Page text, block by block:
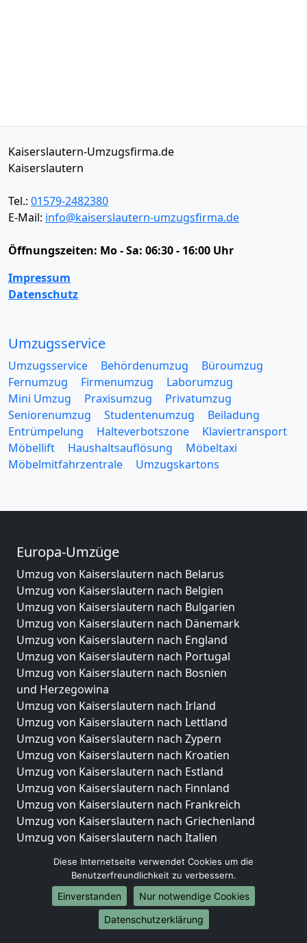
Kaiserslautern-Umzugsfirma.de
Kaiserslautern
Tel.: 01579-2482380
E-Mail: info@kaiserslautern-umzugsfirma.de
Öffnungszeiten: Mo - Sa: 06:30 - 16:00 Uhr
Impressum
Datenschutz
Umzugsservice
Umzugsservice Behördenumzug
Büroumzug
Fernumzug
Firmenumzug
Laborumzug
Mini Umzug
Praxisumzug
Privatumzug
Seniorenumzug
Studentenumzug
Beiladung
Entrümpelung
Halteverbotszone
Klaviertransport
Möbellift
Haushaltsauflösung
Möbeltaxi
Möbelmitfahrzentrale
Umzugskartons
Europa-Umzüge
Umzug von Kaiserslautern nach Belarus
Umzug von Kaiserslautern nach Belgien
Umzug von Kaiserslautern nach Bulgarien
Umzug von Kaiserslautern nach Dänemark
Umzug von Kaiserslautern nach England
Umzug von Kaiserslautern nach Portugal
Umzug von Kaiserslautern nach Bosnien
und Herzegowina
Umzug von Kaiserslautern nach Irland
Umzug von Kaiserslautern nach Lettland
Umzug von Kaiserslautern nach Zypern
Umzug von Kaiserslautern nach Kroatien
Umzug von Kaiserslautern nach Estland
Umzug von Kaiserslautern nach Finnland
Umzug von Kaiserslautern nach Frankreich
Umzug von Kaiserslautern nach Griechenland
Umzug von Kaiserslautern nach Italien
Umzug von Kaiserslautern nach Luxemburg
Umzug von Kaiserslautern nach Niederlande
Umzug von Kaiserslautern nach Norwegen
Umzüge-Deutschlandweit
Diese Internetseite verwendet Cookies um die
Benutzerfreundlichkeit zu verbessern.
Einverstanden
Nur notwendige Cookies
Datenschutzerklärung